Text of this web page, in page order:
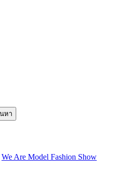
We Are Model Fashion Show